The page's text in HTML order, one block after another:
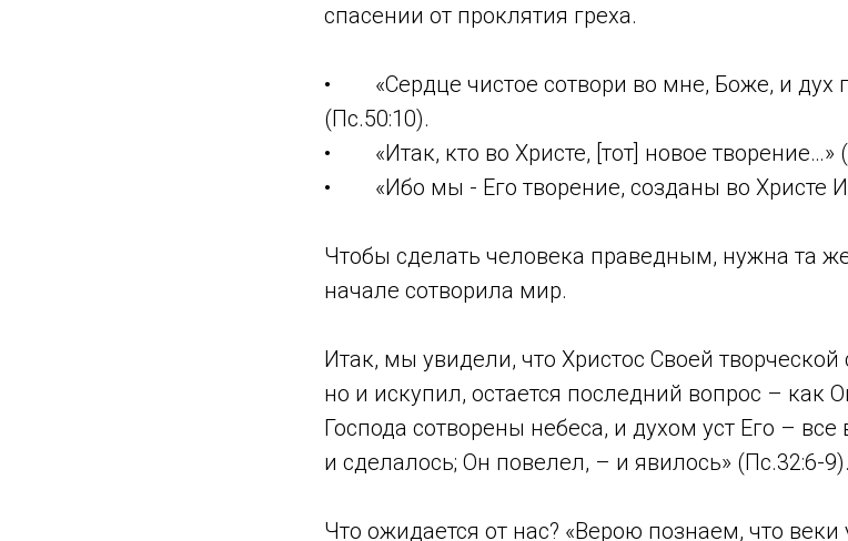
спасении от проклятия греха.
• «Сердце чистое сотвори во мне, Боже, и дух
(Пс.50:10).
• «Итак, кто во Христе, [тот] новое творение…»
• «Ибо мы - Его творение, созданы во Христе
Чтобы сделать человека праведным, нужна та
начале сотворила мир.
Итак, мы увидели, что Христос Своей творческой
но и искупил, остается последний вопрос – как
Господа сотворены небеса, и духом уст Его –
и сделалось; Он повелел, – и явилось» (Пс.32:6-9).
Что ожидается от нас? «Верою познаем, что